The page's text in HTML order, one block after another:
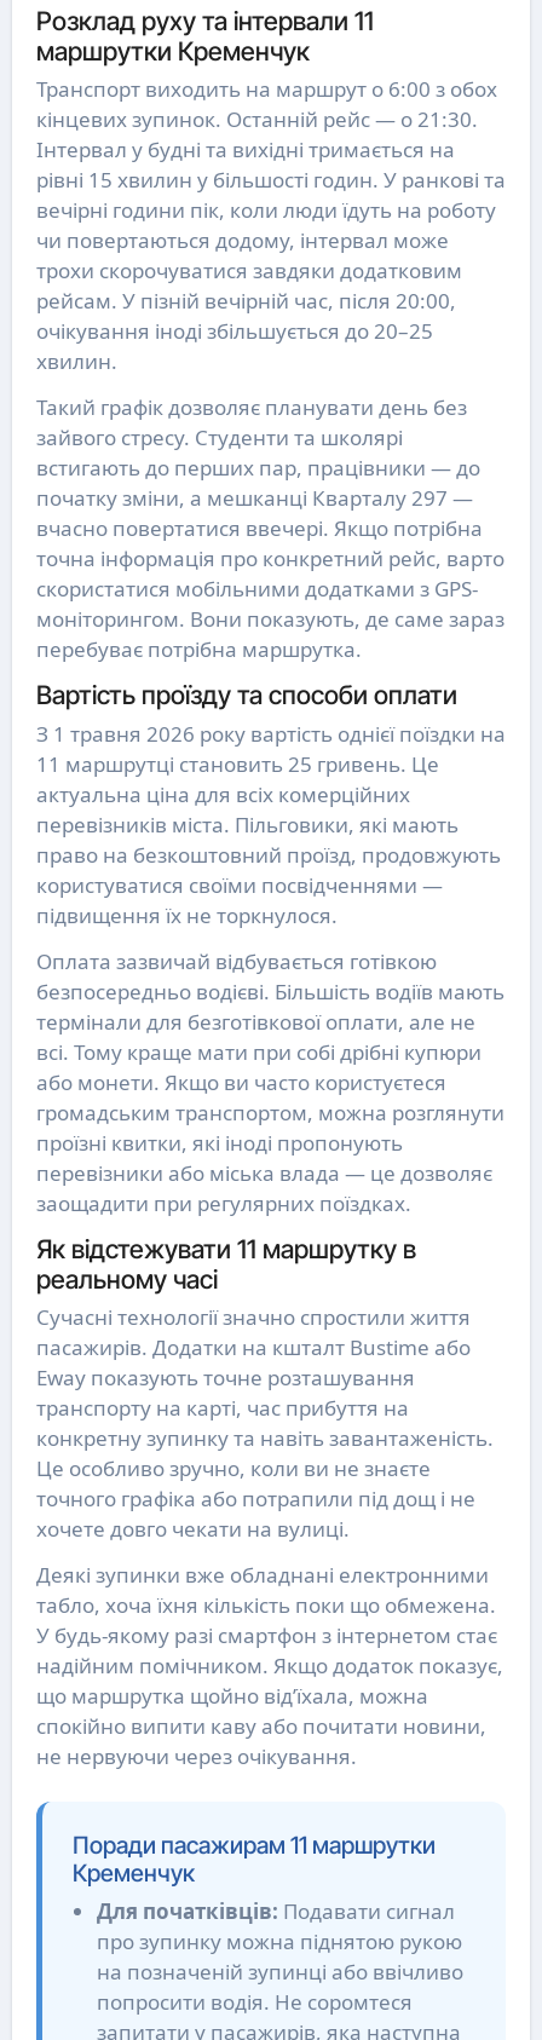
Розклад руху та інтервали 11
маршрутки Кременчук
Транспорт виходить на маршрут о 6:00 з обох
кінцевих зупинок. Останній рейс — о 21:30.
Інтервал у будні та вихідні тримається на
рівні 15 хвилин у більшості годин. У ранкові та
вечірні години пік, коли люди їдуть на роботу
чи повертаються додому, інтервал може
трохи скорочуватися завдяки додатковим
рейсам. У пізній вечірній час, після 20:00,
очікування іноді збільшується до 20–25
хвилин.
Такий графік дозволяє планувати день без
зайвого стресу. Студенти та школярі
встигають до перших пар, працівники — до
початку зміни, а мешканці Кварталу 297 —
вчасно повертатися ввечері. Якщо потрібна
точна інформація про конкретний рейс, варто
скористатися мобільними додатками з GPS-
моніторингом. Вони показують, де саме зараз
перебуває потрібна маршрутка.
Вартість проїзду та способи оплати
З 1 травня 2026 року вартість однієї поїздки на
11 маршрутці становить 25 гривень. Це
актуальна ціна для всіх комерційних
перевізників міста. Пільговики, які мають
право на безкоштовний проїзд, продовжують
користуватися своїми посвідченнями —
підвищення їх не торкнулося.
Оплата зазвичай відбувається готівкою
безпосередньо водієві. Більшість водіїв мають
термінали для безготівкової оплати, але не
всі. Тому краще мати при собі дрібні купюри
або монети. Якщо ви часто користуєтеся
громадським транспортом, можна розглянути
проїзні квитки, які іноді пропонують
перевізники або міська влада — це дозволяє
заощадити при регулярних поїздках.
Як відстежувати 11 маршрутку в
реальному часі
Сучасні технології значно спростили життя
пасажирів. Додатки на кшталт Bustime або
Eway показують точне розташування
транспорту на карті, час прибуття на
конкретну зупинку та навіть завантаженість.
Це особливо зручно, коли ви не знаєте
точного графіка або потрапили під дощ і не
хочете довго чекати на вулиці.
Деякі зупинки вже обладнані електронними
табло, хоча їхня кількість поки що обмежена.
У будь-якому разі смартфон з інтернетом стає
надійним помічником. Якщо додаток показує,
що маршрутка щойно від’їхала, можна
спокійно випити каву або почитати новини,
не нервуючи через очікування.
Поради пасажирам 11 маршрутки
Кременчук
Для початківців: Подавати сигнал
про зупинку можна піднятою рукою
на позначеній зупинці або ввічливо
попросити водія. Не соромтеся
запитати у пасажирів, яка наступна